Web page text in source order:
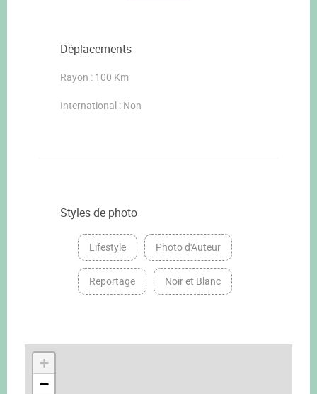
Déplacements
Rayon : 100 Km
International : Non
Styles de photo
Lifestyle Photo d'Auteur
Reportage Noir et Blanc
+
−